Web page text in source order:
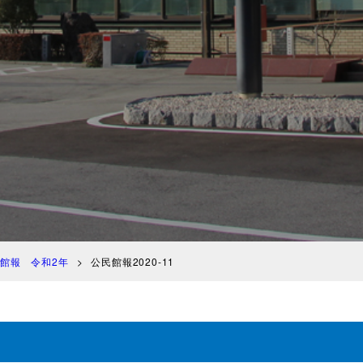
報 令和2年 公民館報2020-11